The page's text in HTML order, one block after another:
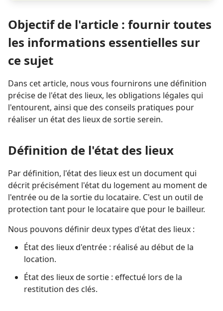
Objectif de l'article : fournir toutes
les informations essentielles sur
ce sujet
Dans cet article, nous vous fournirons une définition
précise de l'état des lieux, les obligations légales qui
l'entourent, ainsi que des conseils pratiques pour
réaliser un état des lieux de sortie serein.
Définition de l'état des lieux
Par définition, l'état des lieux est un document qui
décrit précisément l'état du logement au moment de
l'entrée ou de la sortie du locataire. C'est un outil de
protection tant pour le locataire que pour le bailleur.
Nous pouvons définir deux types d'état des lieux :
État des lieux d'entrée : réalisé au début de la
location.
État des lieux de sortie : effectué lors de la
restitution des clés.